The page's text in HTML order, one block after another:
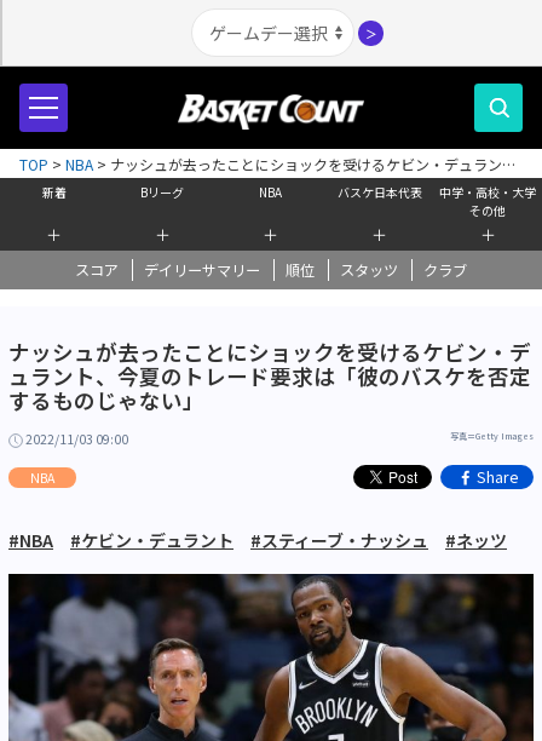
＞
新着
＋
Bリーグ
＋
NBA
＋
バスケ日本代表
＋
中学・高校・大学
その他
＋
スコア デイリーサマリー 順位 スタッツ クラブ
TOP > NBA > ナッシュが去ったことにショックを受けるケビン・デュラン
ト、今夏のトレード要求は「彼のバスケを否定するものじゃない」
ナッシュが去ったことにショックを受けるケビン・デ
ュラント、今夏のトレード要求は「彼のバスケを否定
するものじゃない」
2022/11/03 09:00 写真＝Getty Images
NBA Share
#NBA #ケビン・デュラント #スティーブ・ナッシュ #ネッツ